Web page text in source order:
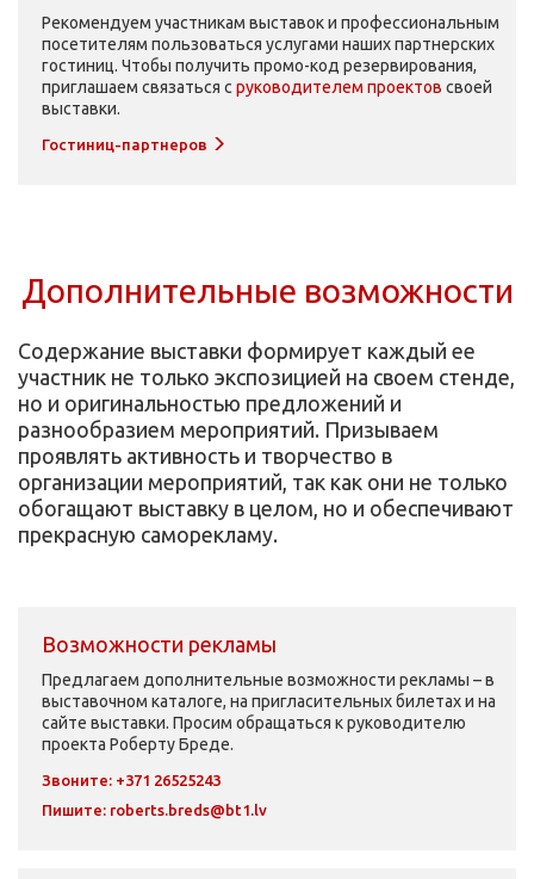
Рекомендуем участникам выставок и профессиональным
посетителям пользоваться услугами наших партнерских
гостиниц. Чтобы получить промо-код резервирования,
приглашаем связаться с руководителем проектов своей
выставки.
Гостиниц-партнеров
Дополнительные возможности
Содержание выставки формирует каждый ее
участник не только экспозицией на своем стенде,
но и оригинальностью предложений и
разнообразием мероприятий. Призываем
проявлять активность и творчество в
организации мероприятий, так как они не только
обогащают выставку в целом, но и обеспечивают
прекрасную саморекламу.
Возможности рекламы
Предлагаем дополнительные возможности рекламы – в
выставочном каталоге, на пригласительных билетах и на
сайте выставки. Просим обращаться к руководителю
проекта Роберту Бреде.
Звоните: +371 26525243
Пишите: roberts.breds@bt1.lv